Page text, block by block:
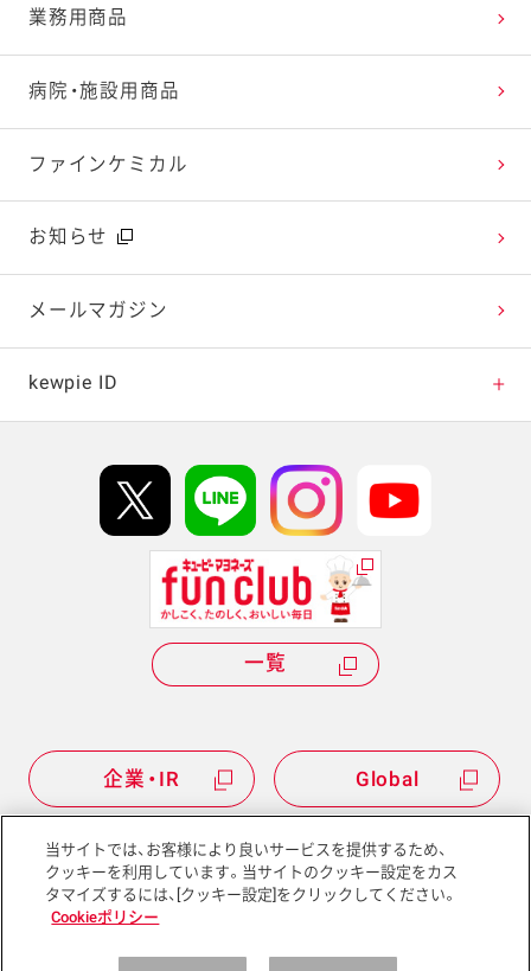
企業・IR Global
レシピランキング
レシピ動画
今日のレシピギャラリー
オープンキッチン（工場見学）
深谷テラス ヤサイな仲間たちファーム
おたのしみコンテンツ
広告ギャラリー
テレビ・ラジオ
キャンペーン・イベント
よくお寄せいただくご質問
お客様の声を活かしました
Qummy
キユーピーウエルネス
業務用商品
病院・施設用商品
ファインケミカル
お知らせ
メールマガジン
kewpie ID
Hi! kewpieについて
Qummyについて
一覧
サイトマップ サイトポリシー
当サイトでは、お客様により良いサービスを提供するため、
クッキーを利用しています。当サイトのクッキー設定をカス
タマイズするには、[クッキー設定]をクリックしてください。
Cookieポリシー